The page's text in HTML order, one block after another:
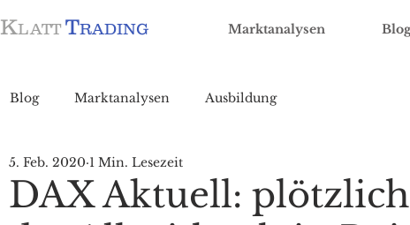
KLATT TRADING Marktanalysen
Blog Marktanalysen Ausbildung
DAX Aktuell:
5. Feb. 2020 1 Min. Lesezeit